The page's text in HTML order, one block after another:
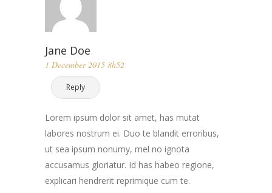
Jane Doe
1 December 2015 8h52
Reply
Lorem ipsum dolor sit amet, has mutat
labores nostrum ei. Duo te blandit erroribus,
ut sea ipsum nonumy, mel no ignota
accusamus gloriatur. Id has habeo regione,
explicari hendrerit reprimique cum te.